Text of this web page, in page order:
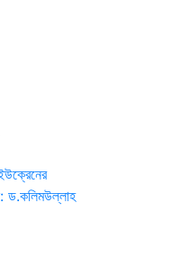
ড.কলিমউল্লাহ